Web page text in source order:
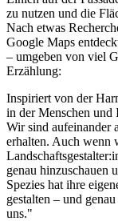
zu nutzen und die
Nach etwas
Google Maps
– umgeben von viel
Erzählung:
Inspiriert von der
in der Menschen und
Wir sind aufeinander
erhalten. Auch wenn
genau hinzuschauen
Spezies hat ihre
gestalten – und
uns."